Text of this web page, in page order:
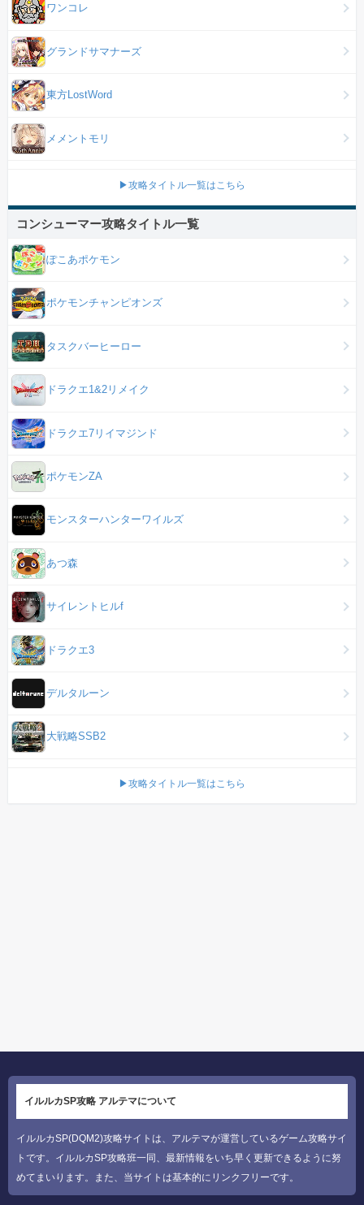
ワンコレ
グランドサマナーズ
東方LostWord
メメントモリ
▶攻略タイトル一覧はこちら
コンシューマー攻略タイトル一覧
ぽこあポケモン
ポケモンチャンピオンズ
タスクバーヒーロー
ドラクエ1&2リメイク
ドラクエ7リイマジンド
ポケモンZA
モンスターハンターワイルズ
あつ森
サイレントヒルf
ドラクエ3
デルタルーン
大戦略SSB2
▶攻略タイトル一覧はこちら
イルルカSP攻略 アルテマについて
イルルカSP(DQM2)攻略サイトは、アルテマが運営しているゲーム攻略サイ
トです。イルルカSP攻略班一同、最新情報をいち早く更新できるように努
めてまいります。また、当サイトは基本的にリンクフリーです。